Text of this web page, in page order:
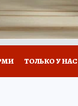
ТОЛЬКО У НАС